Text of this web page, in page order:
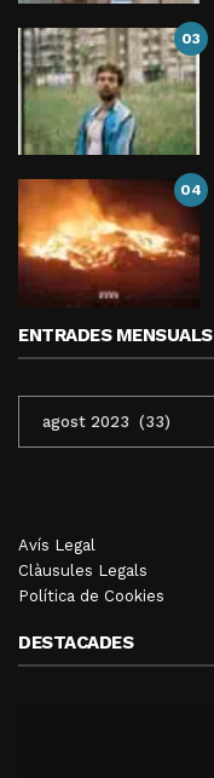
03
04
ENTRADES MENSUALS
MENSUALS
Avís Legal
Clàusules Legals
Política de Cookies
DESTACADES